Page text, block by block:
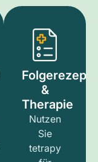
Folgerezept
&
Therapie
Nutzen
Sie
tetrapy